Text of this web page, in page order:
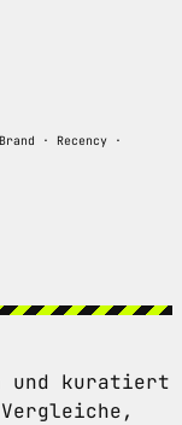
· Recency ·
und kuratiert